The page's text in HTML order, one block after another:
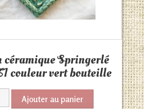
céramique Springerlé
couleur vert bouteille
Ajouter au panier